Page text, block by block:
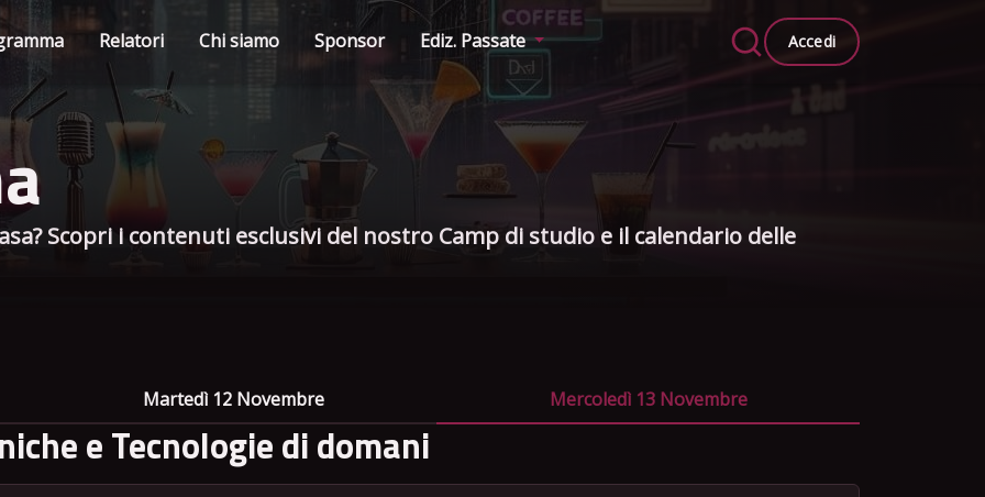
Relatori Chi siamo Sponsor Ediz. Passate Accedi
Scopri i contenuti esclusivi del nostro Camp di studio e il calendario delle
Martedì 12 Novembre Mercoledì 13 Novembre
e Tecnologie di domani